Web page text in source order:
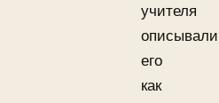
учителя
описывали
его
как